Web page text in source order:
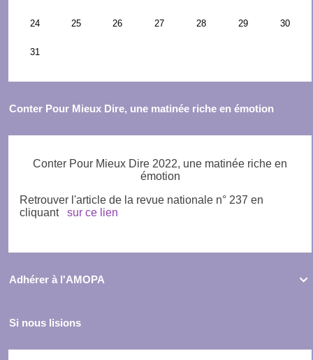
Conter Pour Mieux Dire, une matinée riche en émotion
Conter Pour Mieux Dire 2022, une matinée riche en
émotion
Retrouver l'article de la revue nationale n° 237 en
cliquant
sur ce lien

Adhérer à l'AMOPA
Si nous lisions